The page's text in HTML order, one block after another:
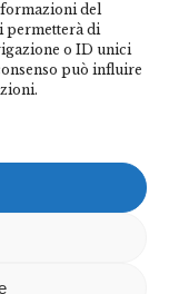
del
permetterà di
o ID unici
può influire